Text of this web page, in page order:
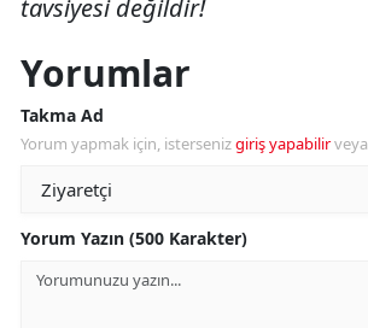
tavsiyesi değildir!
Yorumlar
Takma Ad
Yorum yapmak için, istersenizgiriş yapabilirveya
Yorum Yazın (500 Karakter)